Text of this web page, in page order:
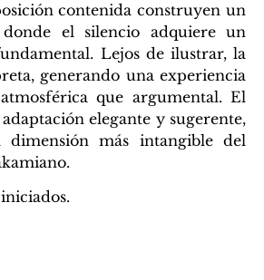
contenida construyen un
el silencio adquiere un
Lejos de ilustrar, la
generando una experiencia
que argumental. El
elegante y sugerente,
dimensión más intangible del